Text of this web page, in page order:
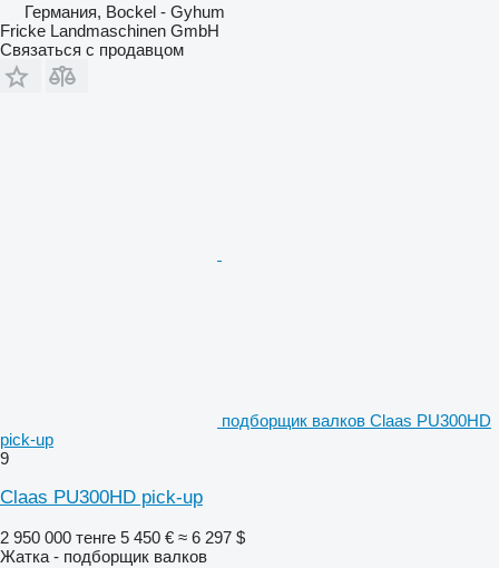
Германия, Bockel - Gyhum
Fricke Landmaschinen GmbH
Связаться с продавцом
подборщик валков Claas PU300HD
pick-up
9
Claas PU300HD pick-up
2 950 000 тенге 5 450 € ≈ 6 297 $
Жатка - подборщик валков